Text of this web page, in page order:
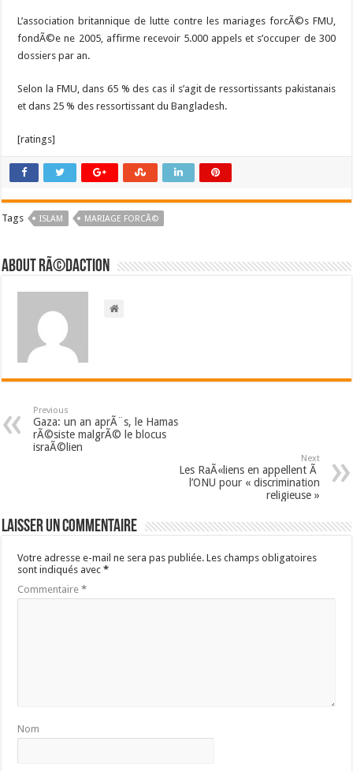
L’association britannique de lutte contre les mariages forcÃ©s FMU,
fondÃ©e ne 2005, affirme recevoir 5.000 appels et s’occuper de 300
dossiers par an.
Selon la FMU, dans 65 % des cas il s’agit de ressortissants pakistanais
et dans 25 % des ressortissant du Bangladesh.
[ratings]
Tags ISLAM MARIAGE FORCÃ©
About RÃ©daction
Previous
Gaza: un an aprÃ¨s, le Hamas
rÃ©siste malgrÃ© le blocus
israÃ©lien
Next
Les RaÃ«liens en appellent Ã
l’ONU pour « discrimination
religieuse »
Laisser un commentaire
Votre adresse e-mail ne sera pas publiée. Les champs obligatoires
sont indiqués avec*
Commentaire*
Nom